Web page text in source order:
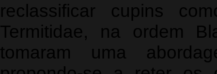
reclassificar cupins
Termitidae, na ordem
tomaram uma